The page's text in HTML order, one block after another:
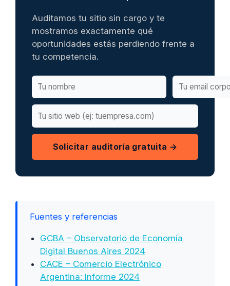
Auditamos tu sitio sin cargo y te
mostramos exactamente qué
oportunidades estás perdiendo frente a
tu competencia.
Solicitar auditoría gratuita →
Fuentes y referencias
GCBA – Observatorio de Economía
Digital Buenos Aires 2024
CACE – Comercio Electrónico
Argentina: Informe 2024